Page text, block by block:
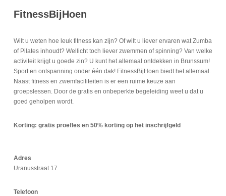
FitnessBijHoen
Wilt u weten hoe leuk fitness kan zijn? Of wilt u liever ervaren wat Zumba
of Pilates inhoudt? Wellicht toch liever zwemmen of spinning? Van welke
activiteit krijgt u goede zin? U kunt het allemaal ontdekken in Brunssum!
Sport en ontspanning onder één dak! FitnessBijHoen biedt het allemaal.
Naast fitness en zwemfaciliteiten is er een ruime keuze aan
groepslessen. Door de gratis en onbeperkte begeleiding weet u dat u
goed geholpen wordt.
Korting: gratis proefles en 50% korting op het inschrijfgeld
Adres
Uranusstraat 17
Telefoon